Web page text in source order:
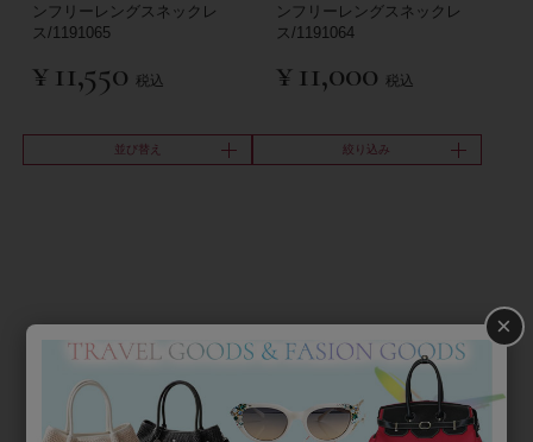
ンフリーレングスネックレ
ス/1191065
¥ 11,550 税込
ンフリーレングスネックレ
ス/1191064
¥ 11,000 税込
並び替え 絞り込み
Category ×